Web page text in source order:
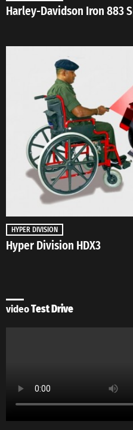
Harley-Davidson Iron 883
HYPER DIVISION
Hyper Division HDX3
videoTest Drive